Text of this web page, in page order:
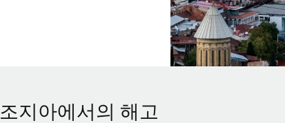
조지아에서의 해고